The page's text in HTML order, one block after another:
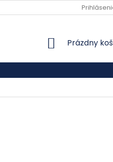
OBCHODNÉ PODMIENKY
NÁKUPNÝ
Prázdny